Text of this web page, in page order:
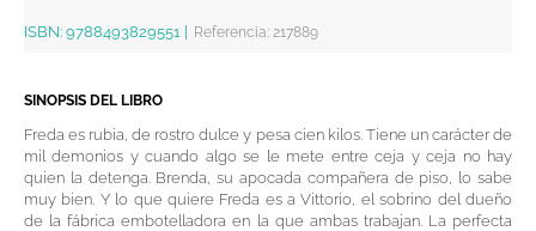
ISBN: 9788493829551 Referencia: 217889
SINOPSIS DEL LIBRO
Freda es rubia, de rostro dulce y pesa cien kilos. Tiene un carácter de
mil demonios y cuando algo se le mete entre ceja y ceja no hay
quien la detenga. Brenda, su apocada compañera de piso, lo sabe
muy bien. Y lo que quiere Freda es a Vittorio, el sobrino del dueño
de la fábrica embotelladora en la que ambas trabajan. La perfecta